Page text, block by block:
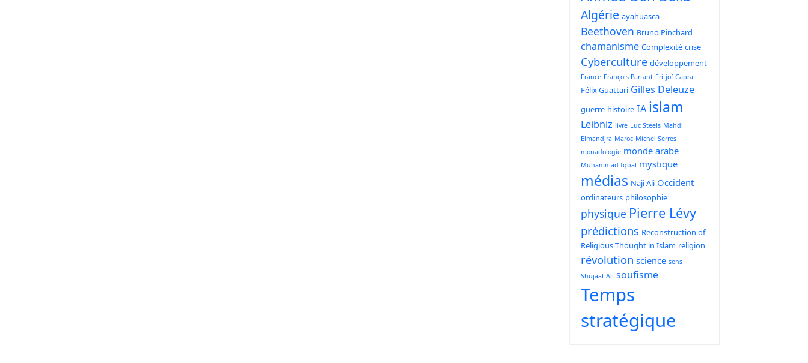
Algérie ayahuasca
Beethoven Bruno Pinchard
chamanisme Complexité crise
Cyberculture développement
France François Partant Fritjof Capra
Félix Guattari Gilles Deleuze
guerre histoire IA islam
Leibniz livre Luc Steels Mahdi
Elmandjra Maroc Michel Serres
monadologie monde arabe
Muhammad Iqbal mystique
médias Naji Ali Occident
ordinateurs philosophie
physique Pierre Lévy
prédictions Reconstruction of
Religious Thought in Islam religion
révolution science sens
Shujaat Ali soufisme
Temps
stratégique